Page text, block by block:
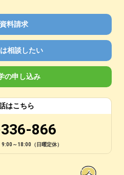
資料請求
相談したい
の申し込み
はこちら
866
～18:00（日曜定休）